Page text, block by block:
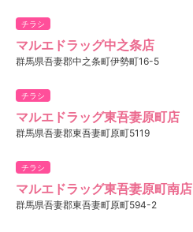
チラシ
マルエドラッグ中之条店
群馬県吾妻郡中之条町伊勢町16-5
チラシ
マルエドラッグ東吾妻原町店
群馬県吾妻郡東吾妻町原町5119
チラシ
マルエドラッグ東吾妻原町南店
群馬県吾妻郡東吾妻町原町594-2